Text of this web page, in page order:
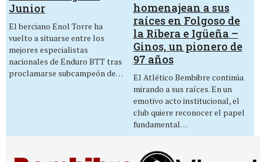
Junior
El berciano Enol Torre ha
vuelto a situarse entre los
mejores especialistas
nacionales de Enduro BTT tras
proclamarse subcampeón de…
homenajean a sus
raíces en Folgoso de
la Ribera e Igüeña –
Ginos, un pionero de
97 años
El Atlético Bembibre continúa
mirando a sus raíces. En un
emotivo acto institucional, el
club quiere reconocer el papel
fundamental…